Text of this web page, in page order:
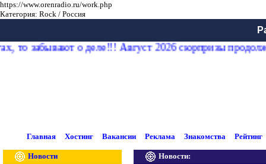
https://www.orenradio.ru/work.php
Категория: Rock / Россия
то забывают о деле!!! Август 2026 сюрпризы
Главная Хостинг Вакансии Реклама Знакомства Рейтинг
Новости
Новости: